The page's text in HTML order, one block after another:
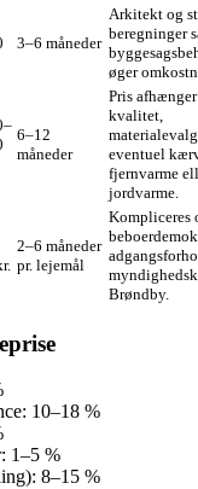
3–6 måneder
Arkitekt og
beregninger
øger
6–12
måneder
Pris
kvalitet,
eventuel
fjernvarme
jordvarme.
2–6 måneder
pr. lejemål
Kompliceres
Brøndby.
10–18 %
1–5 %
8–15 %